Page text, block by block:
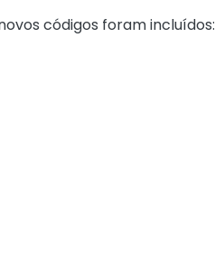
códigos foram incluídos: